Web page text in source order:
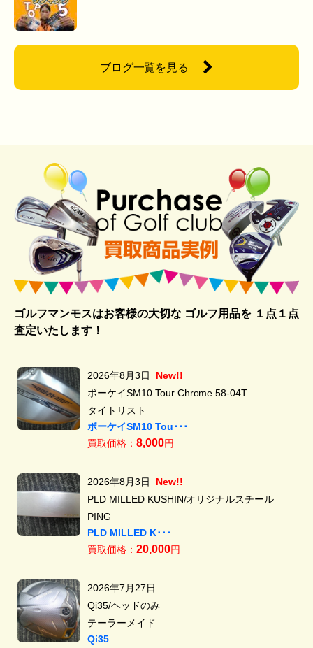
ブログ一覧を見る
ゴルフマンモスはお客様の大切な ゴルフ用品を１点１点
査定いたします！
2026年8月3日
New!!
ボーケイSM10 Tour Chrome 58-04T
タイトリスト
ボーケイSM10 Tou･･･
買取価格： 8,000円
2026年8月3日
New!!
PLD MILLED KUSHIN/オリジナルスチール
PING
PLD MILLED K･･･
買取価格： 20,000円
2026年7月27日
Qi35/ヘッドのみ
テーラーメイド
Qi35